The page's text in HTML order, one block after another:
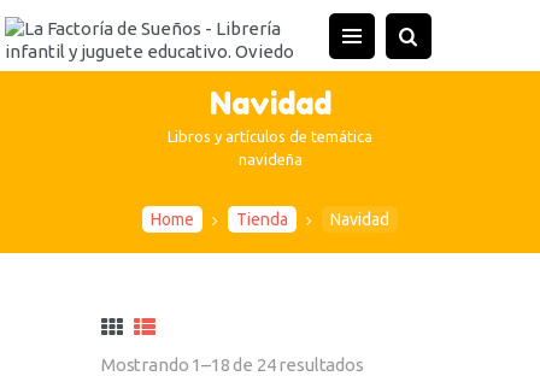
Navidad
Libros y artículos de temática
navideña
Home Tienda Navidad
Mostrando 1–18 de 24 resultados